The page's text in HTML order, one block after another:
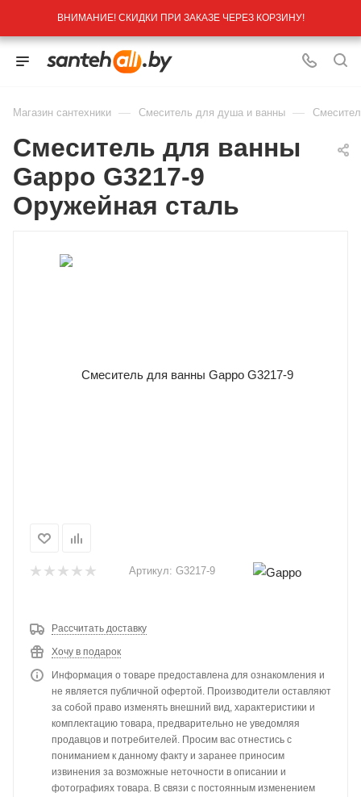
ВНИМАНИЕ! СКИДКИ ПРИ ЗАКАЗЕ ЧЕРЕЗ КОРЗИНУ!
Магазин сантехники — Смеситель для душа и ванны —
Смеситель для ванны
Gappo G3217-9
Оружейная сталь
Артикул: G3217-9
Рассчитать доставку
Хочу в подарок
Информация о товаре предоставлена для ознакомления и
не является публичной офертой. Производители оставляют
за собой право изменять внешний вид, характеристики и
комплектацию товара, предварительно не уведомляя
продавцов и потребителей. Просим вас отнестись с
пониманием к данному факту и заранее приносим
извинения за возможные неточности в описании и
фотографиях товара. В связи с постоянным изменением